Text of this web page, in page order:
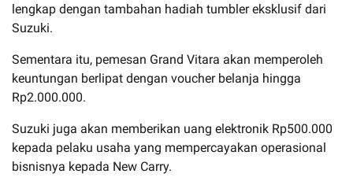
lengkap dengan tambahan hadiah tumbler eksklusif dari
Suzuki.
Sementara itu, pemesan Grand Vitara akan memperoleh
keuntungan berlipat dengan voucher belanja hingga
Rp2.000.000.
Suzuki juga akan memberikan uang elektronik Rp500.000
kepada pelaku usaha yang mempercayakan operasional
bisnisnya kepada New Carry.